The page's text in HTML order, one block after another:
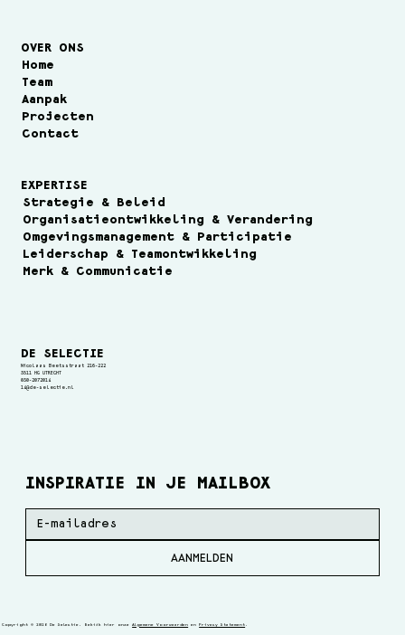
OVER ONS
Home
Team
Aanpak
Projecten
Contact
EXPERTISE
Strategie & Beleid
Organisatieontwikkeling & Verandering
Omgevingsmanagement & Participatie
Leiderschap & Teamontwikkeling
Merk & Communicatie
DE SELECTIE
Nicolaas Beetsstraat 216-222
3511 HG UTRECHT
030-2072014
14@de-selectie.nl
INSPIRATIE IN JE MAILBOX
AANMELDEN
Copyright © 2026 De Selectie. Bekijk hier onzeAlgemene Voorwaarden enPrivacy Statement .